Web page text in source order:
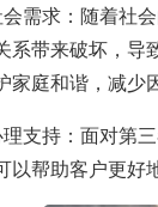
需求：随着社
系带来破坏，导
家庭和谐，减少
支持：面对第
以帮助客户更好